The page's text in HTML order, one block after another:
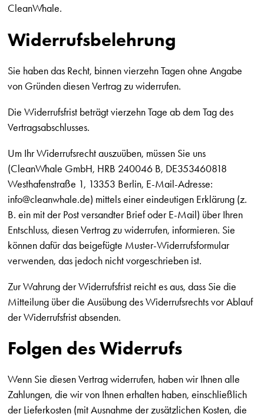
CleanWhale.
Widerrufsbelehrung
Sie haben das Recht, binnen vierzehn Tagen ohne Angabe
von Gründen diesen Vertrag zu widerrufen.
Die Widerrufsfrist beträgt vierzehn Tage ab dem Tag des
Vertragsabschlusses.
Um Ihr Widerrufsrecht auszuüben, müssen Sie uns
(CleanWhale GmbH, HRB 240046 B, DE353460818
Westhafenstraße 1, 13353 Berlin, E-Mail-Adresse:
info@cleanwhale.de) mittels einer eindeutigen Erklärung (z.
B. ein mit der Post versandter Brief oder E-Mail) über Ihren
Entschluss, diesen Vertrag zu widerrufen, informieren. Sie
können dafür das beigefügte Muster-Widerrufsformular
verwenden, das jedoch nicht vorgeschrieben ist.
Zur Wahrung der Widerrufsfrist reicht es aus, dass Sie die
Mitteilung über die Ausübung des Widerrufsrechts vor Ablauf
der Widerrufsfrist absenden.
Folgen des Widerrufs
Wenn Sie diesen Vertrag widerrufen, haben wir Ihnen alle
Zahlungen, die wir von Ihnen erhalten haben, einschließlich
der Lieferkosten (mit Ausnahme der zusätzlichen Kosten, die